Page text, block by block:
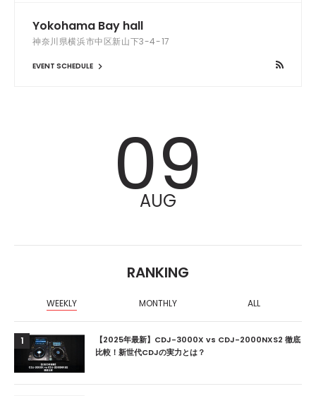
Yokohama Bay hall
神奈川県横浜市中区新山下3-4-17
EVENT SCHEDULE
09
AUG
RANKING
WEEKLY MONTHLY ALL
1
【2025年最新】CDJ-3000X vs CDJ-2000NXS2 徹底
比較！新世代CDJの実力とは？